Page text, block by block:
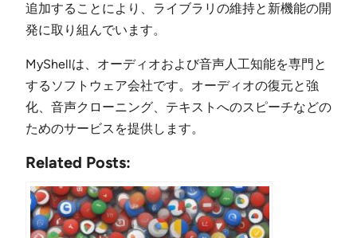
追加することにより、ライブラリの維持と新機能の開
発に取り組んでいます。
MyShellは、オーディオおよび音声人工知能を専門と
するソフトウェア会社です。オーディオの復元と強
化、音声クローニング、テキストへのスピーチなどの
ためのサービスを提供します。
Related Posts: